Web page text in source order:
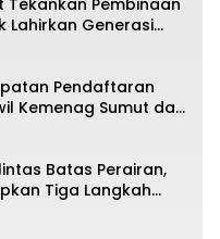
Lahirkan Generasi
Pendaftaran
Kemenag Sumut dan
Draf MoU
Batas Perairan,
Tiga Langkah